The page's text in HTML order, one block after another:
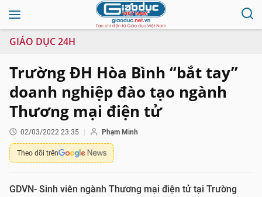
GIÁO DỤC 24H
Trường ĐH Hòa Bình “bắt tay”
doanh nghiệp đào tạo ngành
Thương mại điện tử
02/03/2022 23:35 Phạm Minh
Theo dõi trên
GDVN- Sinh viên ngành Thương mại điện tử tại Trường